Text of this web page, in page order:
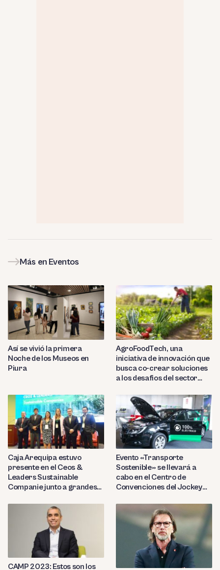
Más en Eventos
Así se vivió la primera
Noche de los Museos en
Piura
AgroFoodTech, una
iniciativa de innovación que
busca co-crear soluciones
a los desafios del sector
Caja Arequipa estuvo
presente en el Ceos &
Leaders Sustainable
Companie junto a grandes
Evento «Transporte
Sostenible» se llevará a
cabo en el Centro de
Convenciones del Jockey
CAMP 2023: Estos son los